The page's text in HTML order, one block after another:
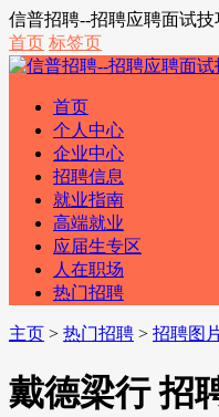
信普招聘--招聘应聘面试
首页 标签页
首页
个人中心
企业中心
招聘信息
就业指南
高端就业
应届生专区
人在职场
热门招聘
主页 > 热门招聘 > 招聘图
戴德梁行 招